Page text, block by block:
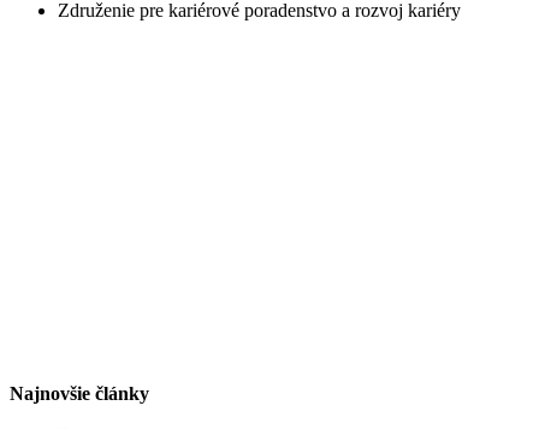
Združenie pre kariérové poradenstvo a rozvoj kariéry
Najnovšie články